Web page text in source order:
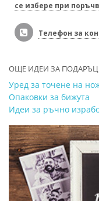
се избере при
Телефон за
ОЩЕ ИДЕИ ЗА
Уред за точене на
Опаковки за бижута
Идеи за ръчно